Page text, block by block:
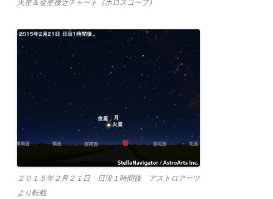
火星＆金星接近チャート（ホロスコープ）
２０１５年２月２１日 日没１時間後 アストロアーツ
より転載